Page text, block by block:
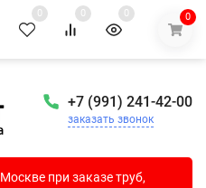
0 0 0 0
+7 (991) 241-42-00
заказать звонок
при заказе труб,